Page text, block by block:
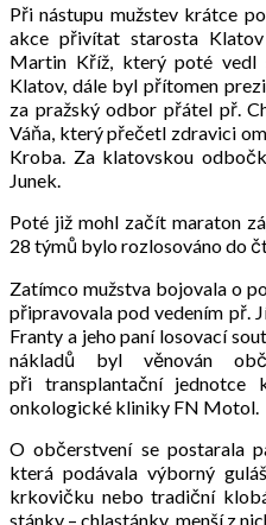
Při nástupu mužstev krátce
akce přivítat starosta
Martin Kříž, který poté vedl
Klatov, dále byl přítomen
za pražský odbor přátel př.
Váňa, který přečetl zdravici
Kroba. Za klatovskou
Junek.
Poté již mohl začít maraton
28 týmů bylo rozlosováno do
Zatímco mužstva bojovala o
připravovala pod vedením př.
Franty a jeho paní losovací
nákladů byl věnován
při transplantační jednotce
onkologické kliniky FN Motol.
O občerstvení se postarala
která podávala výborný
krkovičku nebo tradiční
stánky – chlastánky, menší z